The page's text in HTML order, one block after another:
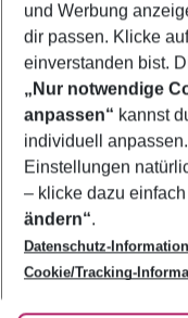
Footer
Footer navigation
Über uns
AGB
Bestpreisgarantie
Cookie-Einstellungen
Cookie-Richtlinie
Agenturbetreuung
Barrierefreies Reisen
Folge uns
und Werbung
dir passen. Klicke
einverstanden bist.
„Nur notwendige
anpassen“ kannst
individuell
Einstellungen
– klicke dazu
ändern“.
Datenschutz-
Cookie/Tracking-